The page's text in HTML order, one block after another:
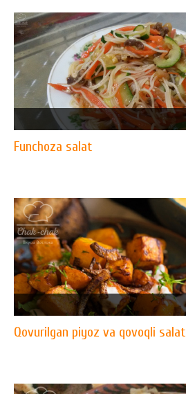
Funchoza salat
Qovurilgan piyoz va qovoqli salat